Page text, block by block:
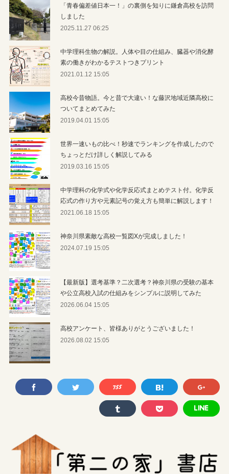
「青春偏差値日本一！」の裏側を知りに鎌倉高校を訪問
しました
2025.11.27 06:25
中学理科生物の解説。人体や目の仕組み、臓器や消化酵
素の働きがわかるテストつきプリント
2021.01.12 15:05
高校今昔物語。今と昔で大違い！な藤沢地域近隣高校に
ついてまとめてみた
2019.04.01 15:05
世界一速いもの比べ！秒速でランキングを作成したので
ちょっとだけ詳しく解説してみる
2019.03.16 15:05
中学理科の化学式や化学反応式まとめテスト付。化学反
応式の作り方や元素記号の覚え方も簡単に解説します！
2021.06.18 15:05
神奈川県素敵な高校一覧図Xが完成しました！
2024.07.19 15:05
【最新版】選考基準？二次選考？神奈川県の受験の基本
や公立高校入試の仕組みをシンプルに説明してみた
2026.06.04 15:05
高校アンケート、皆様ありがとうございました！
2026.08.02 15:05